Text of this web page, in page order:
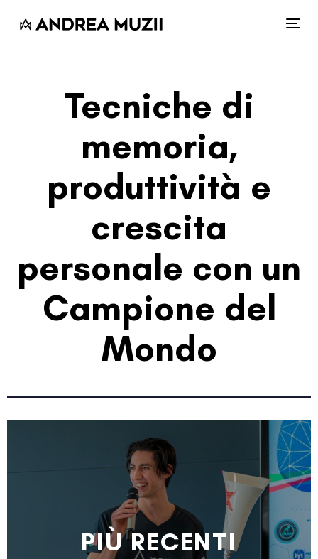
links
Tecniche di
memoria,
produttività e
crescita
personale con un
Campione del
Mondo
PIÙ RECENTI